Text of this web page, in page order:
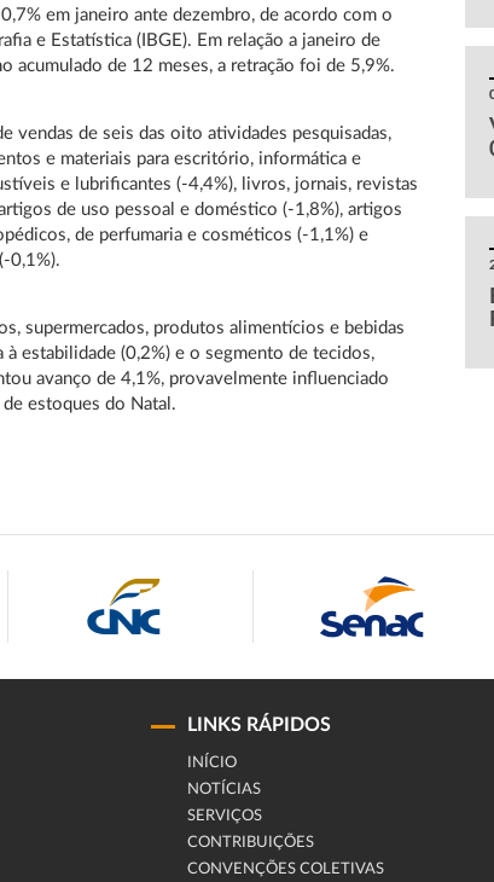
em janeiro ante dezembro, de acordo com o
e Estatística (IBGE). Em relação a janeiro de
acumulado de 12 meses, a retração foi de 5,9%.
vendas de seis das oito atividades pesquisadas,
e materiais para escritório, informática e
e lubrificantes (-4,4%), livros, jornais, revistas
de uso pessoal e doméstico (-1,8%), artigos
de perfumaria e cosméticos (-1,1%) e
0,1%).
supermercados, produtos alimentícios e bebidas
à estabilidade (0,2%) e o segmento de tecidos,
avanço de 4,1%, provavelmente influenciado
estoques do Natal.
LINKS RÁPIDOS
INÍCIO
NOTÍCIAS
SERVIÇOS
CONTRIBUIÇÕES
CONVENÇÕES COLETIVAS